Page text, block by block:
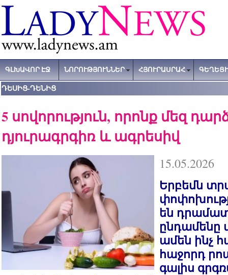
ԳԼԽԱՎՈՐ ԷՋ ՆՈՐՈՒԹՅՈՒՆՆԵՐ ՀՅՈՒՐԱՍՐԱՀ
ԴԵՍԻՑ-ԴԵՆԻՑ
5 սովորություն, որոնք մեզ
դյուրագրգիռ և ագրեսիվ
15.05.2026
Երբեմն
են
ընդամենը
ամեն ինչ
հաջորդ
գալիս